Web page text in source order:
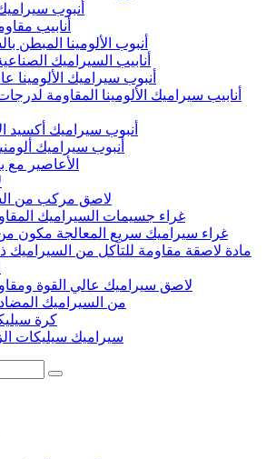
أنبوب
أنابيب
أنبوب الألومينا المبطن
أنابيب السيراميك
أنبوب سيراميك الألومينا
أنابيب سيراميك الألومينا المقاومة
أنبوب سيراميك أكسيد
أنبوب سيراميك
الأعاصير مع
لاصق مركب من
غراء جسيمات السيراميك
غراء سيراميك سريع المعالجة مكون
مادة لاصقة مقاومة للتآكل من السيراميك
لاصق سيراميك عالي القوة
99% من السيراميك
كرة
سيراميك سيليكات